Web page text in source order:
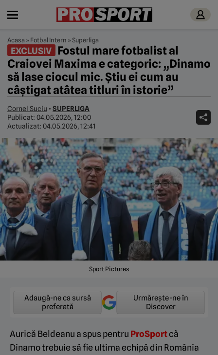
Acasa » Fotbal Intern »Superliga
EXCLUSIV Fostul mare fotbalist al
Craiovei Maxima e categoric: „Dinamo
să lase ciocul mic. Știu ei cum au
câștigat atâtea titluri în istorie”
Cornel Suciu • SUPERLIGA
Publicat: 04.05.2026, 12:00
Actualizat: 04.05.2026, 12:41
Sport Pictures
Adaugă-ne ca sursă
preferată
Urmărește-ne în
Discover
Aurică Beldeanu a spus pentru ProSportcă
Dinamo trebuie să fie ultima echipă din România